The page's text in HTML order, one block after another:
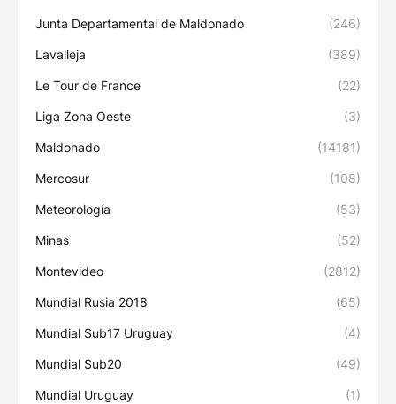
Junta Departamental de Maldonado (246)
Lavalleja (389)
Le Tour de France (22)
Liga Zona Oeste (3)
Maldonado (14181)
Mercosur (108)
Meteorología (53)
Minas (52)
Montevideo (2812)
Mundial Rusia 2018 (65)
Mundial Sub17 Uruguay (4)
Mundial Sub20 (49)
Mundial Uruguay (1)